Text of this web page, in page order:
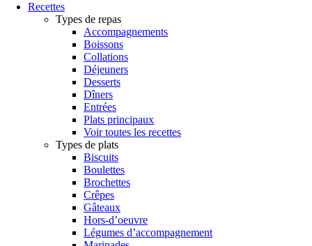
Recettes
Types de repas
Accompagnements
Boissons
Collations
Déjeuners
Desserts
Dîners
Entrées
Plats principaux
Voir toutes les recettes
Types de plats
Biscuits
Boulettes
Brochettes
Crêpes
Gâteaux
Hors-d’oeuvre
Légumes d’accompagnement